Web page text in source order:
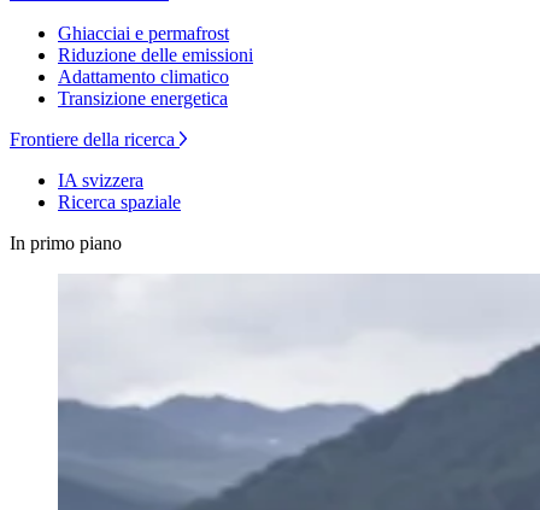
Ghiacciai e permafrost
Riduzione delle emissioni
Adattamento climatico
Transizione energetica
Frontiere della ricerca
IA svizzera
Ricerca spaziale
In primo piano